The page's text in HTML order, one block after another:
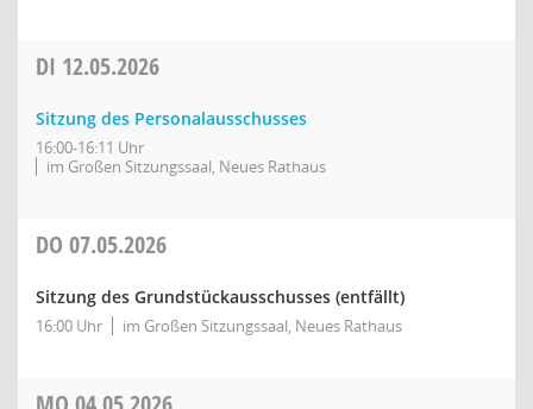
DI 12.05.2026
Sitzung des Personalausschusses
16:00-16:11 Uhr
im Großen Sitzungssaal, Neues Rathaus
DO 07.05.2026
Sitzung des Grundstückausschusses (entfällt)
16:00 Uhr im Großen Sitzungssaal, Neues Rathaus